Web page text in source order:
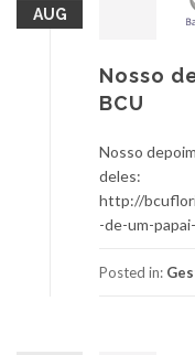
AUG
Nosso
BCU
Nosso
deles:
http://
-de-um-
Posted in: